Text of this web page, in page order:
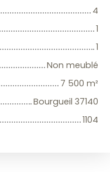
4
1
1
Non meublé
7 500 m²
Bourgueil 37140
1104